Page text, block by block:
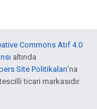
Commons Atıf 4.0
altında
Site Politikaları'na
ticari markasıdır.